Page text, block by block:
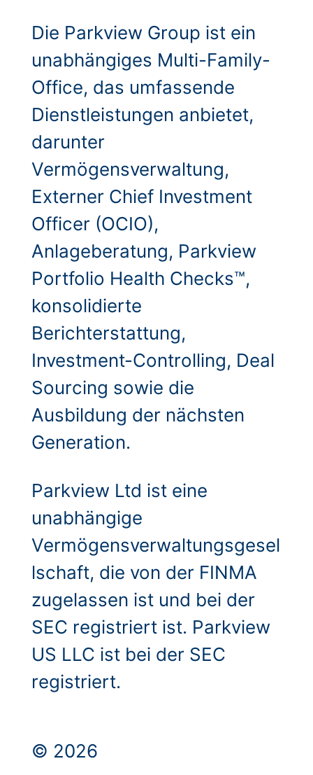
Die Parkview Group ist ein
unabhängiges Multi-Family-
Office, das umfassende
Dienstleistungen anbietet,
darunter
Vermögensverwaltung,
Externer Chief Investment
Officer (OCIO),
Anlageberatung, Parkview
Portfolio Health Checks™,
konsolidierte
Berichterstattung,
Investment-Controlling, Deal
Sourcing sowie die
Ausbildung der nächsten
Generation.
Parkview Ltd ist eine
unabhängige
Vermögensverwaltungsgesel
lschaft, die von der FINMA
zugelassen ist und bei der
SEC registriert ist. Parkview
US LLC ist bei der SEC
registriert.
© 2026